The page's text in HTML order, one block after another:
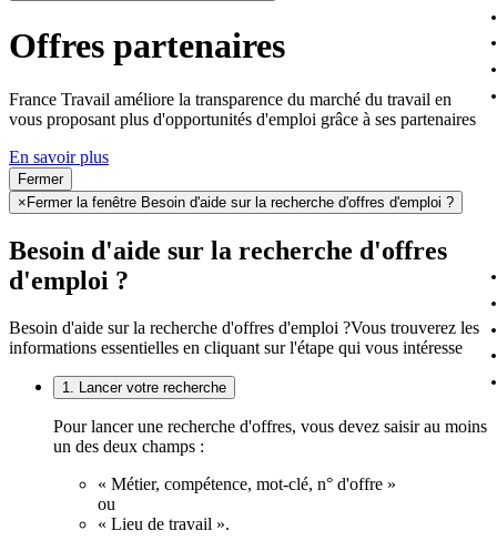
Offres partenaires
France Travail améliore la transparence du marché du travail en
vous proposant plus d'opportunités d'emploi grâce à ses partenaires
En savoir plus
Fermer
× Fermer la fenêtre Besoin d'aide sur la recherche d'offres d'emploi ?
Besoin d'aide sur la recherche d'offres
d'emploi ?
Besoin d'aide sur la recherche d'offres d'emploi ?Vous trouverez les
informations essentielles en cliquant sur l'étape qui vous intéresse
1. Lancer votre recherche
Pour lancer une recherche d'offres, vous devez saisir au moins
un des deux champs :
« Métier, compétence, mot-clé, n° d'offre »
ou
« Lieu de travail ».